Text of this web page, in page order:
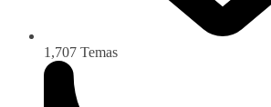
1,707 Temas